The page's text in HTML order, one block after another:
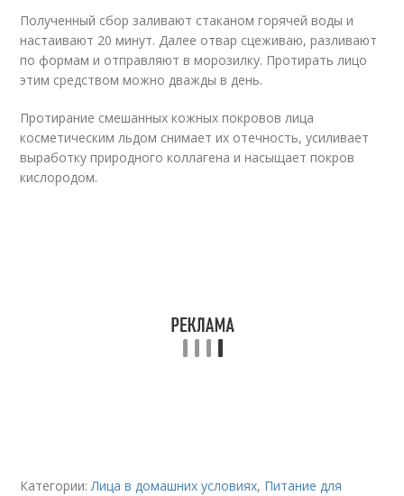
Полученный сбор заливают стаканом горячей воды и
настаивают 20 минут. Далее отвар сцеживаю, разливают
по формам и отправляют в морозилку. Протирать лицо
этим средством можно дважды в день.
Протирание смешанных кожных покровов лица
косметическим льдом снимает их отечность, усиливает
выработку природного коллагена и насыщает покров
кислородом.
Категории:Лица в домашних условиях, Питание для